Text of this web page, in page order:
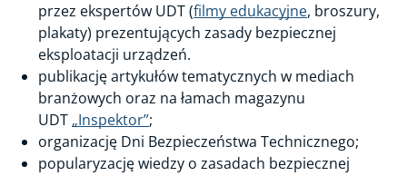
przez ekspertów UDT (filmy edukacyjne, broszury,
plakaty) prezentujących zasady bezpiecznej
eksploatacji urządzeń.
publikację artykułów tematycznych w mediach
branżowych oraz na łamach magazynu
UDT „Inspektor”;
organizację Dni Bezpieczeństwa Technicznego;
popularyzację wiedzy o zasadach bezpiecznej